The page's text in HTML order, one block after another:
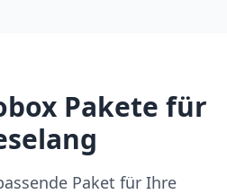
Pakete für
Paket für Ihre